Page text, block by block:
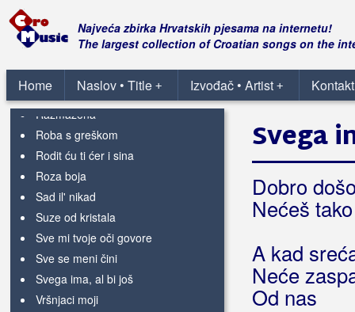
Najveća zbirka Hrvatskih pjesama na internetu!
The largest collection of Croatian songs on the
Home +
Naslov • Title +
Izvođač • Artist
Ona ili ja
Oprosti mala
Ostavit ću svitlo
Ožiljak
Razmažena
Roba s greškom
Rodit ću ti ćer i sina
Roza boja
Sad il' nikad
Suze od kristala
Sve mi tvoje oči govore
Sve se meni čini
Svega ima, al bi još
Vršnjaci moji
Svega
Dobro
Nećeš
A kad
Neće
Od nas